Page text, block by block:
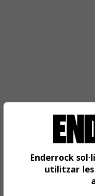
Enderrock
utilitzar les